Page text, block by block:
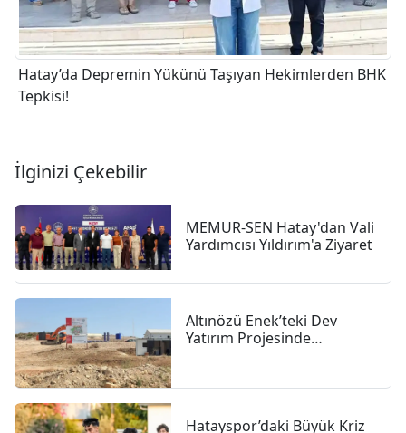
Hatay’da Depremin Yükünü Taşıyan Hekimlerden BHK
Tepkisi!
İlginizi Çekebilir
MEMUR-SEN Hatay'dan Vali
Yardımcısı Yıldırım'a Ziyaret
Altınözü Enek’teki Dev
Yatırım Projesinde
Hatayspor’daki Büyük Kriz